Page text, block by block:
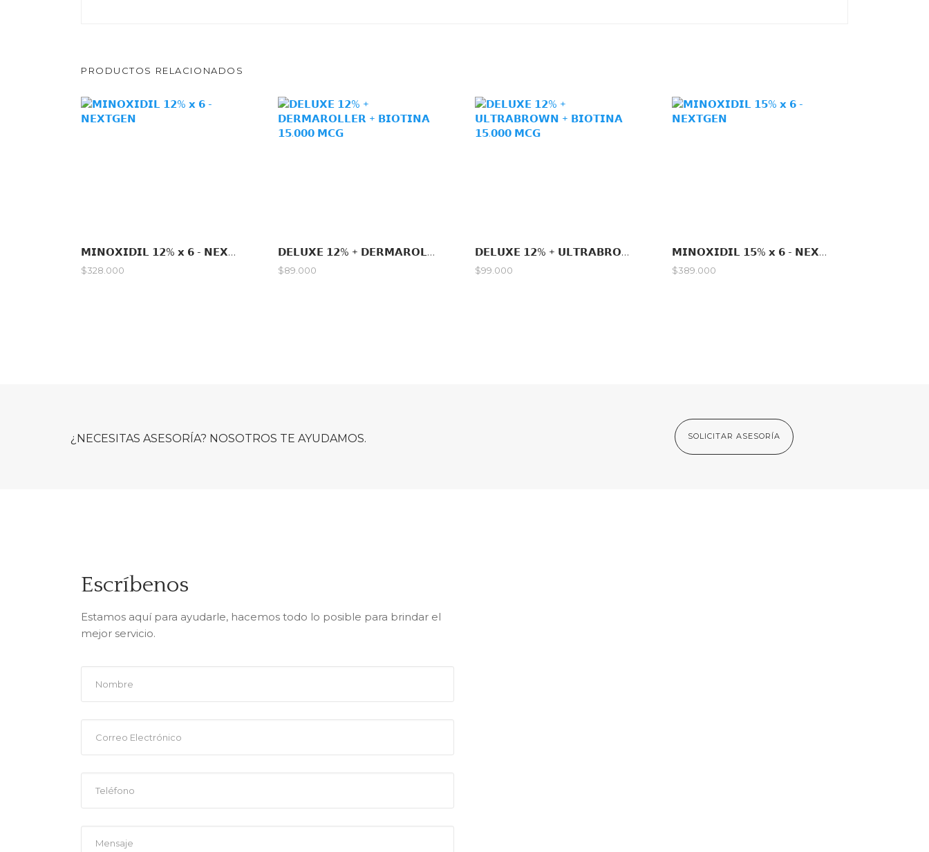
PRODUCTOS RELACIONADOS
𝗠𝗜𝗡𝗢𝗫𝗜𝗗𝗜𝗟 𝟭𝟮% 𝘅 𝟲 - 𝗡𝗘𝗫𝗧𝗚𝗘𝗡
$328.000
𝗗𝗘𝗟𝗨𝗫𝗘 𝟭𝟮% + 𝗗𝗘𝗥𝗠𝗔𝗥𝗢𝗟𝗟𝗘𝗥 + 𝗕𝗜𝗢𝗧𝗜𝗡𝗔 𝟭𝟱.𝟬𝟬𝟬 𝗠𝗖𝗚
$89.000
𝗗𝗘𝗟𝗨𝗫𝗘 𝟭𝟮% + 𝗨𝗟𝗧𝗥𝗔𝗕𝗥𝗢𝗪𝗡 + 𝗕𝗜𝗢𝗧𝗜𝗡𝗔 𝟭𝟱.𝟬𝟬𝟬 𝗠𝗖𝗚
$99.000
𝗠𝗜𝗡𝗢𝗫𝗜𝗗𝗜𝗟 𝟭𝟱% 𝘅 𝟲 - 𝗡𝗘𝗫𝗧𝗚𝗘𝗡
$389.000
¿NECESITAS ASESORÍA? NOSOTROS TE AYUDAMOS. SOLICITAR ASESORÍA
Escríbenos
Estamos aquí para ayudarle, hacemos todo lo posible para brindar el
mejor servicio.